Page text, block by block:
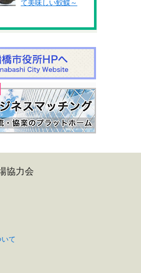
て美味しい鮫鰈～
協力会
て